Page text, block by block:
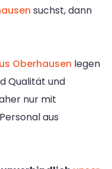
suchst, dann
Oberhausen legen
Qualität und
nur mit
aus